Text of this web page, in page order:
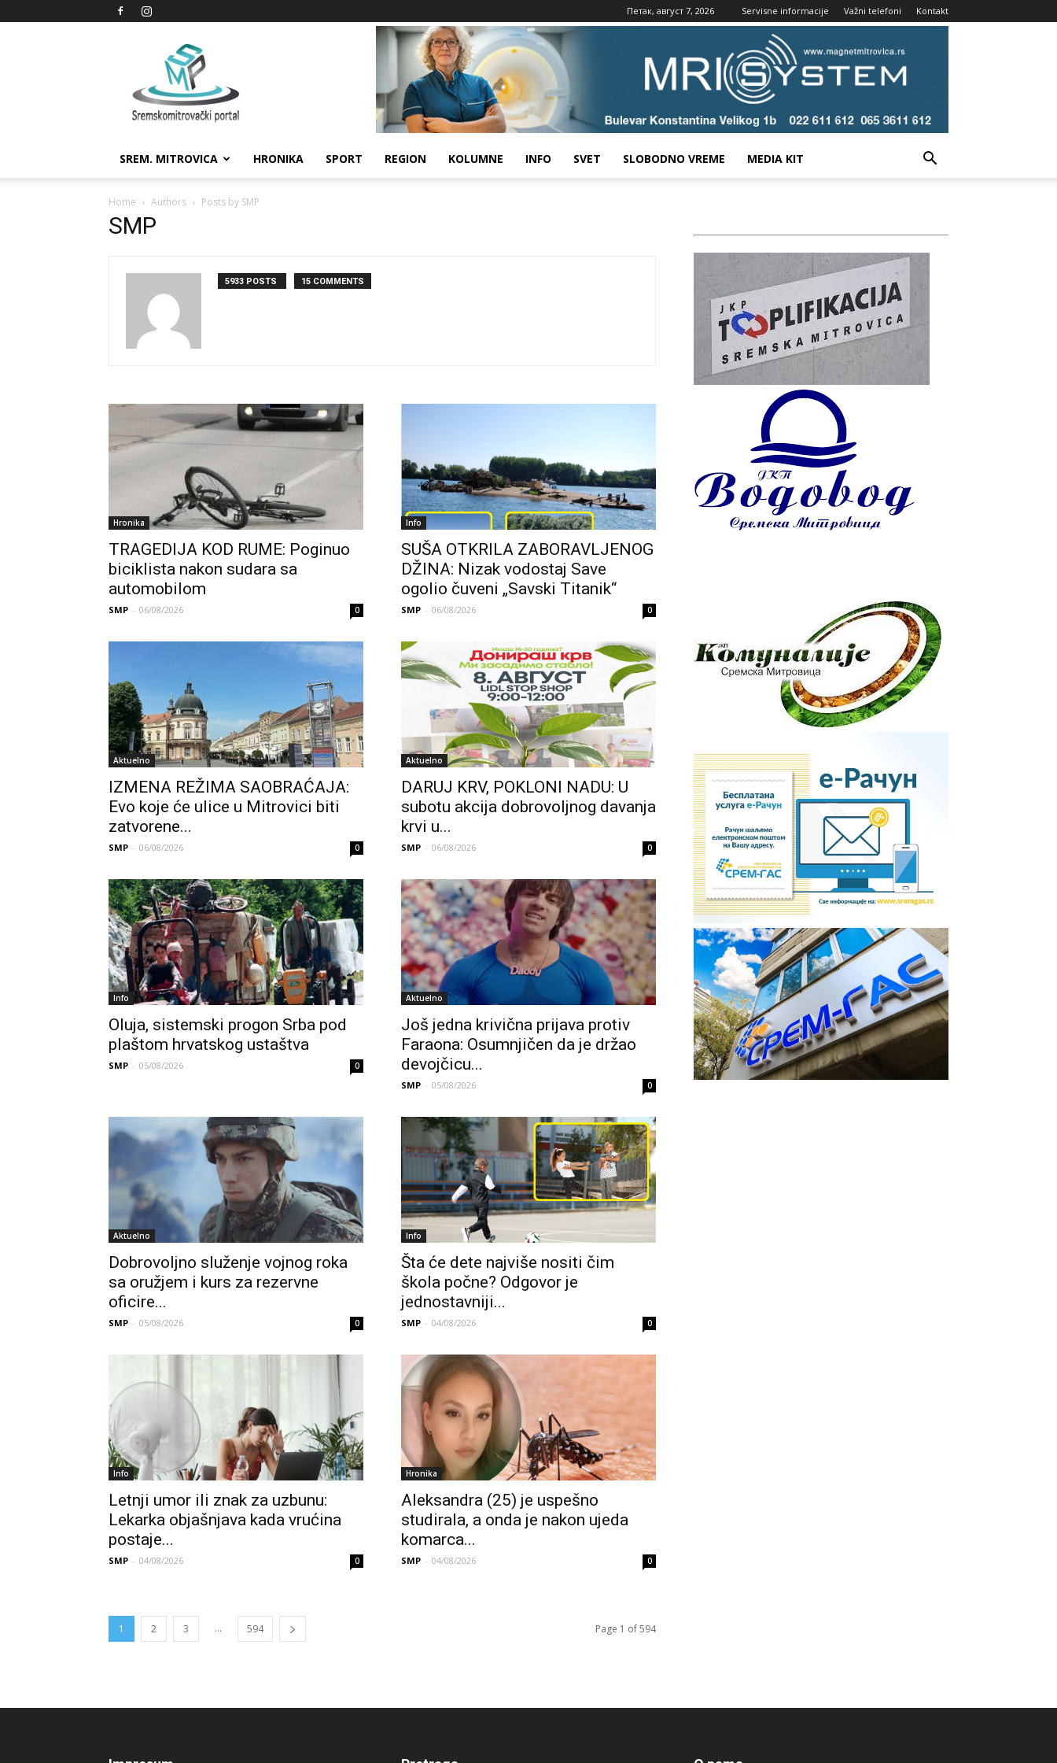
Петак, август 7, 2026 Servisne informacije Važni telefoni Kontakt
Sremskomitrovački
portal
SREM. MITROVICA HRONIKA SPORT REGION KOLUMNE INFO SVET SLOBODNO VREME MEDIA KIT
Home Authors Posts by SMP
SMP
5933 POSTS 15 COMMENTS
Hronika
TRAGEDIJA KOD RUME: Poginuo
biciklista nakon sudara sa
automobilom
SMP - 06/08/2026 0
Info
SUŠA OTKRILA ZABORAVLJENOG
DŽINA: Nizak vodostaj Save
ogolio čuveni „Savski Titanik“
SMP - 06/08/2026 0
Aktuelno
IZMENA REŽIMA SAOBRAĆAJA:
Evo koje će ulice u Mitrovici biti
zatvorene...
SMP - 06/08/2026 0
Aktuelno
DARUJ KRV, POKLONI NADU: U
subotu akcija dobrovoljnog davanja
krvi u...
SMP - 06/08/2026 0
Info
Oluja, sistemski progon Srba pod
plaštom hrvatskog ustaštva
SMP - 05/08/2026 0
Aktuelno
Još jedna krivična prijava protiv
Faraona: Osumnjičen da je držao
devojčicu...
SMP - 05/08/2026 0
Aktuelno
Dobrovoljno služenje vojnog roka
sa oružjem i kurs za rezervne
oficire...
SMP - 05/08/2026 0
Info
Šta će dete najviše nositi čim
škola počne? Odgovor je
jednostavniji...
SMP - 04/08/2026 0
Info
Letnji umor ili znak za uzbunu:
Lekarka objašnjava kada vrućina
postaje...
SMP - 04/08/2026 0
Hronika
Aleksandra (25) je uspešno
studirala, a onda je nakon ujeda
komarca...
SMP - 04/08/2026 0
1 2 3 ... 594 Page 1 of 594